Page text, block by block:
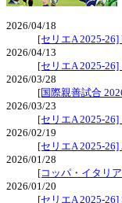
2026/04/18
[セリエA 2025-
2026/04/13
[セリエA 2025-
2026/03/28
[国際親善試合
2026/03/23
[セリエA 2025-26]
2026/02/19
[セリエA 2025-
2026/01/28
[コッパ・イタリ
2026/01/20
[セリエA 2025-26]